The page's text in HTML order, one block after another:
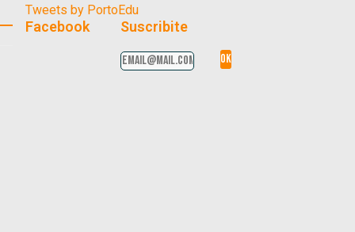
Tweets by PortoEdu
Facebook Suscribite